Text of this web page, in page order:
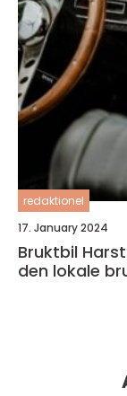
redaktionel
17. January 2024
Bruktbil
den lokale